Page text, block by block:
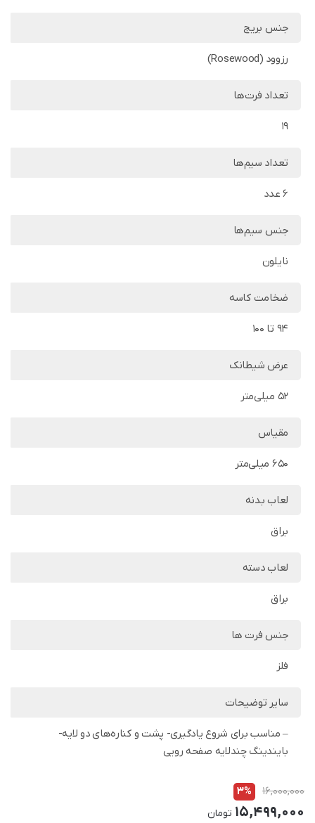
جنس بریج
رزوود (Rosewood)
تعداد فرت‌ها
19
تعداد سیم‌ها
6 عدد
جنس سیم‌ها
نایلون
ضخامت کاسه
94 تا 100
عرض شیطانک
52 میلی‌متر
مقیاس
650 میلی‌متر
لعاب بدنه
براق
لعاب دسته
براق
جنس فرت ها
فلز
سایر توضیحات
– مناسب برای شروع یادگیری- پشت و کناره‌های دو لایه-
بایندینگ چندلایه صفحه رویی
16,000,000
3%
15,499,000 تومان